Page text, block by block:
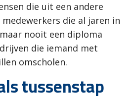
die uit een andere
die al jaren in
nooit een diploma
die iemand met
omscholen.
tussenstap